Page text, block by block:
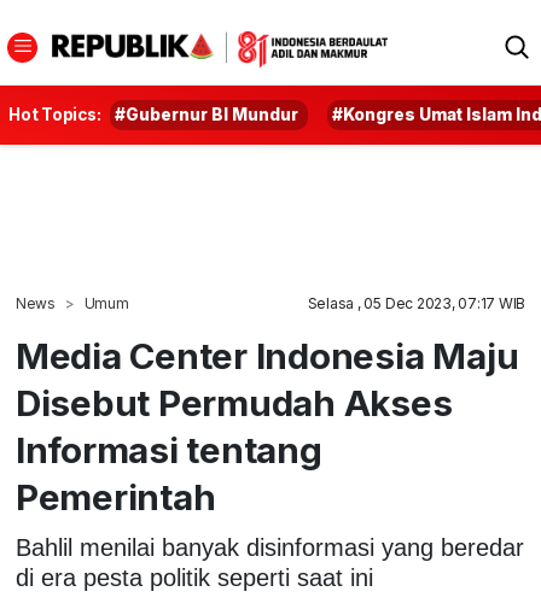
Hot Topics: #Gubernur BI Mundur #Kongres Umat Islam
News Umum Selasa , 05 Dec 2023, 07:17 WIB
Media Center Indonesia Maju
Disebut Permudah Akses
Informasi tentang
Pemerintah
Bahlil menilai banyak disinformasi yang beredar
di era pesta politik seperti saat ini